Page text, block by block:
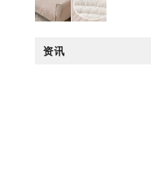
资讯